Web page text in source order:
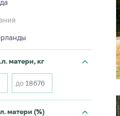
матери, кг
до
матери (%)